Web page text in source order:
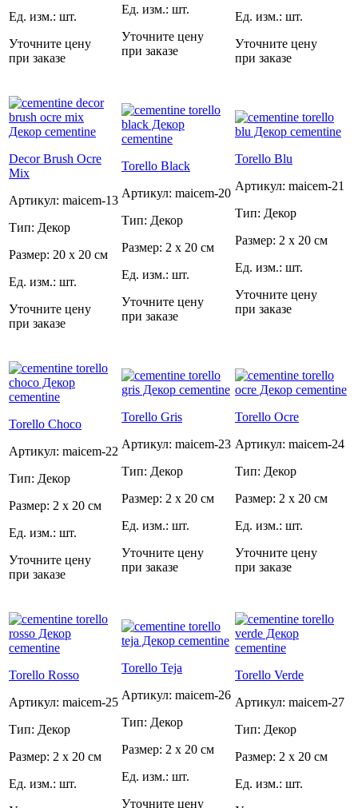
Ед. изм.: шт.
Уточните цену
при заказе
Ед. изм.: шт.
Уточните цену
при заказе
Ед. изм.: шт.
Уточните цену
при заказе
Decor Brush Ocre
Mix
Артикул: maicem-13
Тип: Декор
Размер: 20 x 20 см
Ед. изм.: шт.
Уточните цену
при заказе
Torello Black
Артикул: maicem-20
Тип: Декор
Размер: 2 x 20 см
Ед. изм.: шт.
Уточните цену
при заказе
Torello Blu
Артикул: maicem-21
Тип: Декор
Размер: 2 x 20 см
Ед. изм.: шт.
Уточните цену
при заказе
Torello Choco
Артикул: maicem-22
Тип: Декор
Размер: 2 x 20 см
Ед. изм.: шт.
Уточните цену
при заказе
Torello Gris
Артикул: maicem-23
Тип: Декор
Размер: 2 x 20 см
Ед. изм.: шт.
Уточните цену
при заказе
Torello Ocre
Артикул: maicem-24
Тип: Декор
Размер: 2 x 20 см
Ед. изм.: шт.
Уточните цену
при заказе
Torello Rosso
Артикул: maicem-25
Тип: Декор
Размер: 2 x 20 см
Ед. изм.: шт.
Torello Teja
Артикул: maicem-26
Тип: Декор
Размер: 2 x 20 см
Ед. изм.: шт.
Уточните цену
Torello Verde
Артикул: maicem-27
Тип: Декор
Размер: 2 x 20 см
Ед. изм.: шт.